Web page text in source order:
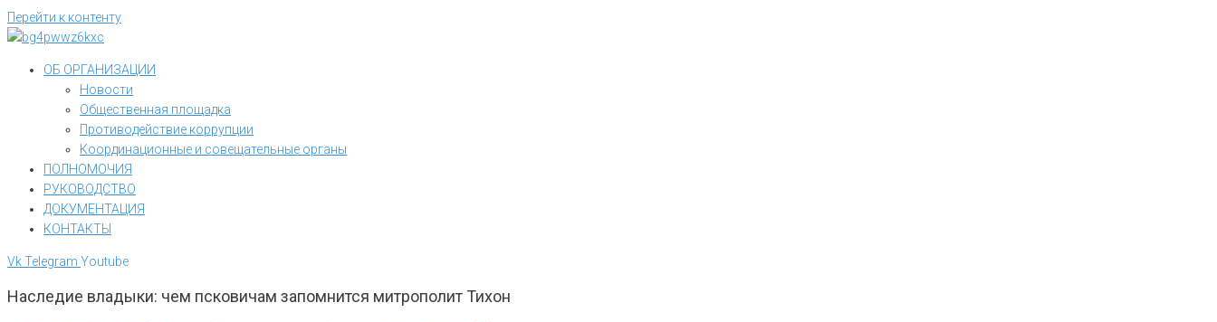
Перейти к контенту
ОБ ОРГАНИЗАЦИИ
Новости
Общественная площадка
Противодействие коррупции
Координационные и совещательные органы
ПОЛНОМОЧИЯ
РУКОВОДСТВО
ДОКУМЕНТАЦИЯ
КОНТАКТЫ
VkTelegram Youtube
Наследие владыки: чем псковичам запомнится митрополит Тихон